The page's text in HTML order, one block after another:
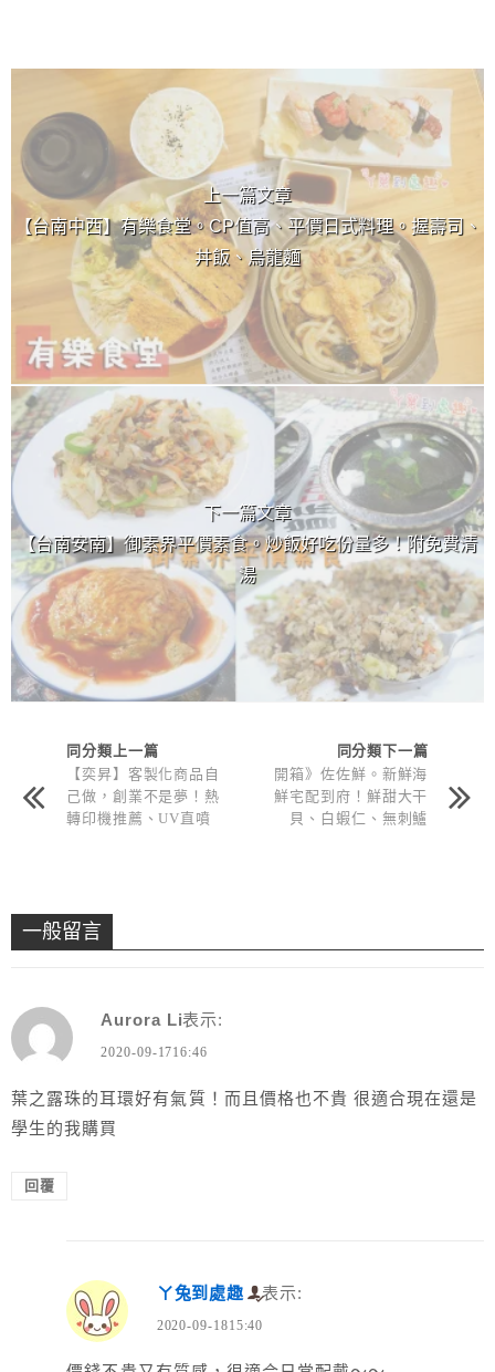
上 / 下一篇文章
上一篇文章
【台南中西】有樂食堂。CP值高、平價日式料理。握壽司、
丼飯、烏龍麵
下一篇文章
【台南安南】御素界平價素食。炒飯好吃份量多！附免費清
湯
同分類上一篇
【奕昇】客製化商品自
己做，創業不是夢！熱
轉印機推薦、UV直噴
同分類下一篇
開箱》佐佐鮮。新鮮海
鮮宅配到府！鮮甜大干
貝、白蝦仁、無刺鱸
一般留言
Aurora Li表示:
2020-09-1716:46
葉之露珠的耳環好有氣質！而且價格也不貴 很適合現在還是
學生的我購買
回覆
ㄚ兔到處趣 表示:
2020-09-1815:40